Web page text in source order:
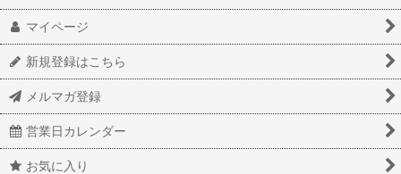
マイページ
新規登録はこちら
メルマガ登録
営業日カレンダー
お気に入り